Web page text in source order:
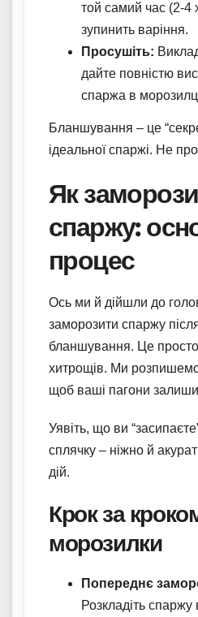
той самий час (2-4
зупинить варіння.
Просушіть:
дайте повністю
спаржа в
Бланшування – це
ідеальної спаржі. Не
Як
спаржу:
процес
Ось ми й дійшли до
заморозити спаржу
бланшування. Це
хитрощів. Ми
щоб ваші пагони
Уявіть, що ви
сплячку – ніжно й
дій.
Крок за
морозилки
Попереднє
Розкладіть